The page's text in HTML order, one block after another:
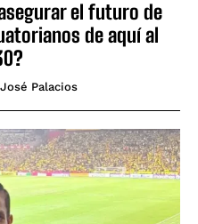
el futuro de
de aquí al
Palacios